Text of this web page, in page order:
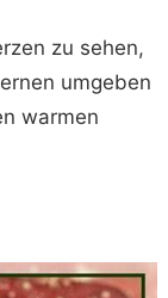
zu sehen,
umgeben
warmen